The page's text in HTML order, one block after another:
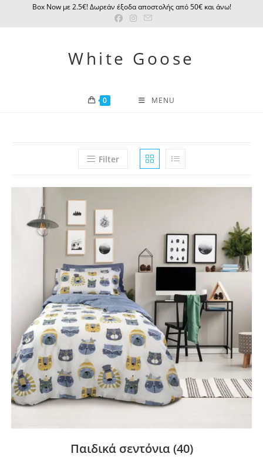
Βox Νow με 2.5€! Δωρεάν έξοδα αποστολής από 50€ και άνω!
White Goose
0 MENU
Filter
Παιδικά σεντόνια(40)